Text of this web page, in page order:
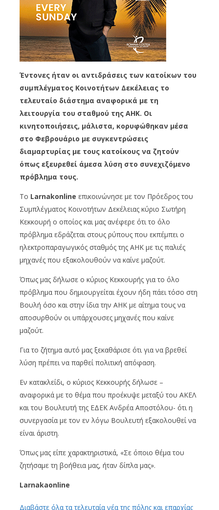
Έντονες ήταν οι αντιδράσεις των κατοίκων του
συμπλέγματος Κοινοτήτων Δεκέλειας το
τελευταίο διάστημα αναφορικά με τη
λειτουργία του σταθμού της ΑΗΚ. Οι
κινητοποιήσεις, μάλιστα, κορυφώθηκαν μέσα
στο Φεβρουάριο με συγκεντρώσεις
διαμαρτυρίας με τους κατοίκους να ζητούν
όπως εξευρεθεί άμεσα λύση στο συνεχιζόμενο
πρόβλημα τους.
Το Larnakonline επικοινώνησε με τον Πρόεδρος του
Συμπλέγματος Κοινοτήτων Δεκέλειας κύριο Σωτήρη
Κεκκουρή ο οποίος και μας ανέφερε ότι το όλο
πρόβλημα εδράζεται στους ρύπους που εκπέμπει ο
ηλεκτροπαραγωγικός σταθμός της ΑΗΚ με τις παλιές
μηχανές που εξακολουθούν να καίνε μαζούτ.
Όπως μας δήλωσε ο κύριος Κεκκουρής για το όλο
πρόβλημα που δημιουργείται έχουν ήδη πάει τόσο στη
Βουλή όσο και στην ίδια την ΑΗΚ με αίτημα τους να
αποσυρθούν οι υπάρχουσες μηχανές που καίνε
μαζούτ.
Για το ζήτημα αυτό μας ξεκαθάρισε ότι για να βρεθεί
λύση πρέπει να παρθεί πολιτική απόφαση.
Εν κατακλείδι, ο κύριος Κεκκουρής δήλωσε –
αναφορικά με το θέμα που προέκυψε μεταξύ του ΑΚΕΛ
και του Βουλευτή της ΕΔΕΚ Ανδρέα Αποστόλου- ότι η
συνεργασία με τον εν λόγω Βουλευτή εξακολουθεί να
είναι άριστη.
Όπως μας είπε χαρακτηριστικά, «Σε όποιο θέμα του
ζητήσαμε τη βοήθεια μας, ήταν δίπλα μας».
Larnakaonline
Διαβάστε όλα τα τελευταία νέα της πόλης και επαρχίας